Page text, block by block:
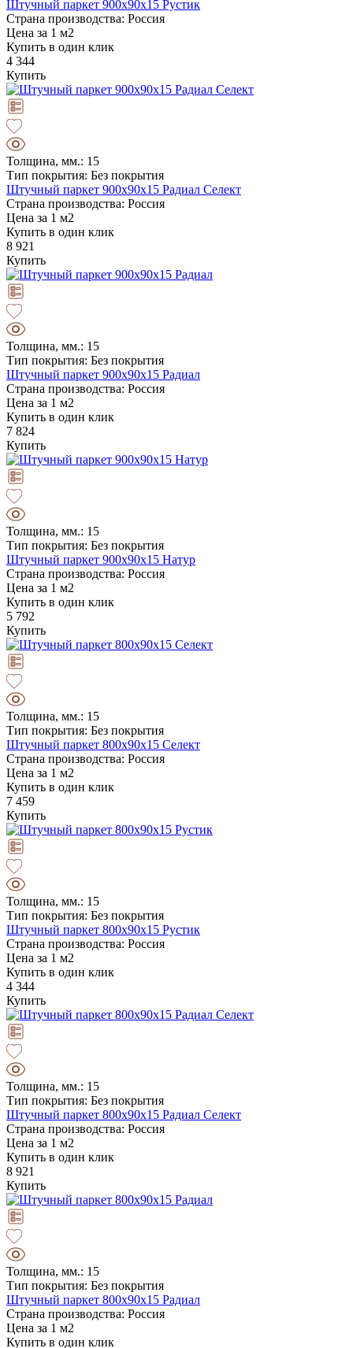
Штучный паркет 900х90х15 Рустик
Страна производства: Россия
Цена за 1 м2
Купить в один клик
4 344
Купить
Толщина, мм.: 15
Тип покрытия: Без покрытия
Штучный паркет 900х90х15 Радиал Селект
Страна производства: Россия
Цена за 1 м2
Купить в один клик
8 921
Купить
Толщина, мм.: 15
Тип покрытия: Без покрытия
Штучный паркет 900х90х15 Радиал
Страна производства: Россия
Цена за 1 м2
Купить в один клик
7 824
Купить
Толщина, мм.: 15
Тип покрытия: Без покрытия
Штучный паркет 900х90х15 Натур
Страна производства: Россия
Цена за 1 м2
Купить в один клик
5 792
Купить
Толщина, мм.: 15
Тип покрытия: Без покрытия
Штучный паркет 800х90х15 Селект
Страна производства: Россия
Цена за 1 м2
Купить в один клик
7 459
Купить
Толщина, мм.: 15
Тип покрытия: Без покрытия
Штучный паркет 800х90х15 Рустик
Страна производства: Россия
Цена за 1 м2
Купить в один клик
4 344
Купить
Толщина, мм.: 15
Тип покрытия: Без покрытия
Штучный паркет 800х90х15 Радиал Селект
Страна производства: Россия
Цена за 1 м2
Купить в один клик
8 921
Купить
Толщина, мм.: 15
Тип покрытия: Без покрытия
Штучный паркет 800х90х15 Радиал
Страна производства: Россия
Цена за 1 м2
Купить в один клик